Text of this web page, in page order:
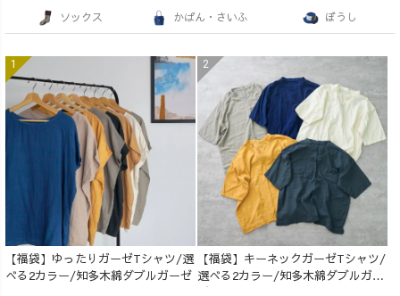
ソックス かばん・さいふ ぼうし
【福袋】ゆったりガーゼTシャツ/選
べる2カラー/知多木綿ダブルガーゼ
【福袋】キーネックガーゼTシャツ/
選べる2カラー/知多木綿ダブルガー
ゼ